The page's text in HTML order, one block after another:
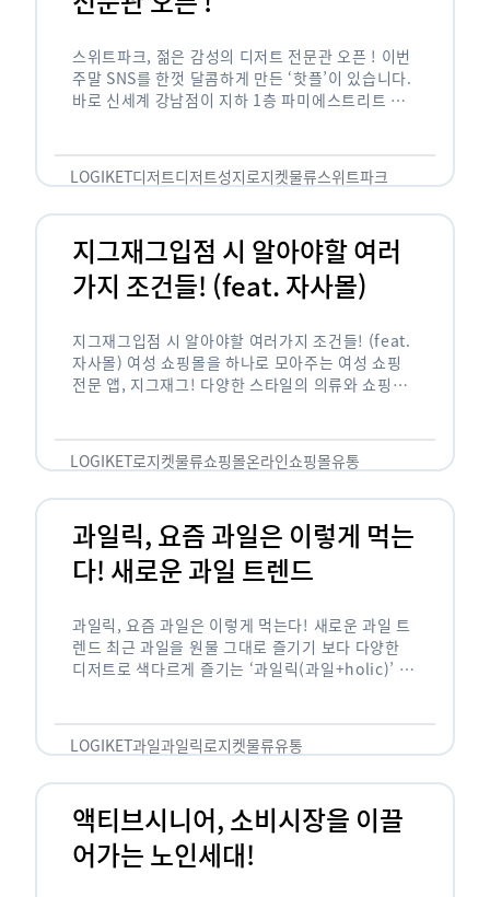
스위트파크, 젊은 감성의 디저트 전문관 오픈 ! 이번
주말 SNS를 한껏 달콤하게 만든 ‘핫플’이 있습니다.
바로 신세계 강남점이 지하 1층 파미에스트리트 분
LOGIKET디저트디저트성지로지켓물류스위트파크
지그재그입점 시 알아야할 여러
가지 조건들! (feat. 자사몰)
지그재그입점 시 알아야할 여러가지 조건들! (feat.
자사몰) 여성 쇼핑몰을 하나로 모아주는 여성 쇼핑
전문 앱, 지그재그! 다양한 스타일의 의류와 쇼핑몰
LOGIKET로지켓물류쇼핑몰온라인쇼핑몰유통
과일릭, 요즘 과일은 이렇게 먹는
다! 새로운 과일 트렌드
과일릭, 요즘 과일은 이렇게 먹는다! 새로운 과일 트
렌드 최근 과일을 원물 그대로 즐기기 보다 다양한
디저트로 색다르게 즐기는 ‘과일릭(과일+holic)’ 트
…
LOGIKET과일과일릭로지켓물류유통
액티브시니어, 소비시장을 이끌
어가는 노인세대!